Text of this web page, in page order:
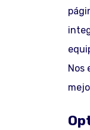
Nos